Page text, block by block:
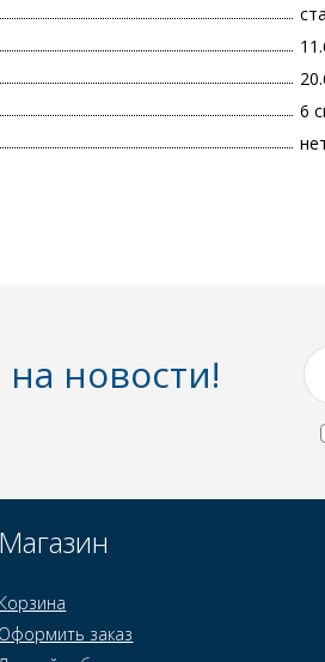
6
новости!
Магазин
Корзина
Оформить заказ